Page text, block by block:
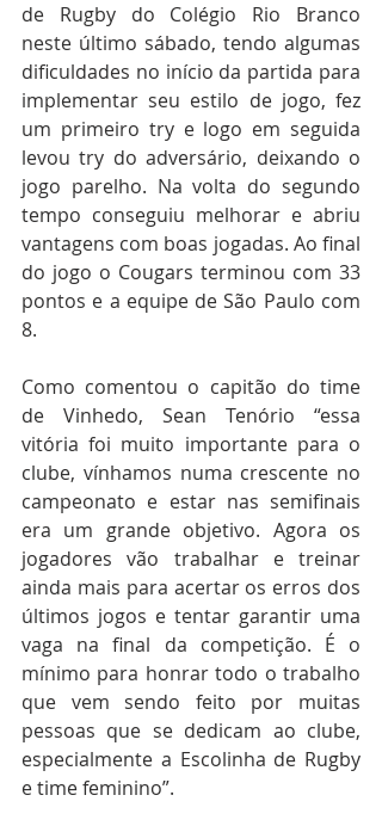
de Rugby do Colégio Rio Branco
neste último sábado, tendo algumas
dificuldades no início da partida para
implementar seu estilo de jogo, fez
um primeiro try e logo em seguida
levou try do adversário, deixando o
jogo parelho. Na volta do segundo
tempo conseguiu melhorar e abriu
vantagens com boas jogadas. Ao final
do jogo o Cougars terminou com 33
pontos e a equipe de São Paulo com
8.
Como comentou o capitão do time
de Vinhedo, Sean Tenório “essa
vitória foi muito importante para o
clube, vínhamos numa crescente no
campeonato e estar nas semifinais
era um grande objetivo. Agora os
jogadores vão trabalhar e treinar
ainda mais para acertar os erros dos
últimos jogos e tentar garantir uma
vaga na final da competição. É o
mínimo para honrar todo o trabalho
que vem sendo feito por muitas
pessoas que se dedicam ao clube,
especialmente a Escolinha de Rugby
e time feminino”.